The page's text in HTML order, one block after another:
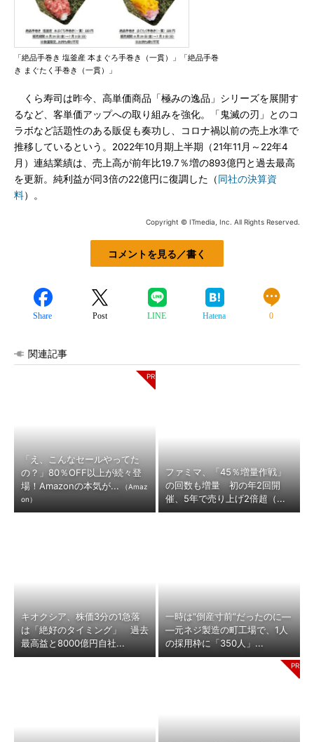
「絶品手巻き 塩釜産 本まぐろ手巻き（一貫）」「絶品手巻
き まぐたく手巻き（一貫）」
くら寿司は昨今、高単価商品「極みの逸品」シリーズを展開す
るなど、客単価アップへの取り組みを強化。「鬼滅の刃」とのコ
ラボなど話題性のある販促も奏功し、コロナ禍以前の売上水準で
推移しているという。2022年10月期上半期（21年11月～22年4
月）連結業績は、売上高が前年比19.7％増の893億円と過去最高
を更新。純利益が同3倍の22億円に復調した（同社の決算資
料）。
Copyright © ITmedia, Inc. All Rights Reserved.
コメントを見る／書く
Share Post LINE Hatena 0
関連記事
「え、こんなセールやってた
の？」80％OFF以上が続々登
場！Amazonの本気が...
（Amaz
on）
ファミマ、「45％増量作戦」
の回数も増量 初の年2回開
催、5年で売り上げ2倍超（...
キオクシア、株価3分の1急落
は「絶好のタイミング」 過去
最高益と8000億円自社...
一時は“倒産寸前”だったのに―
―元ネジ製造の町工場で、1人
の採用枠に「350人」...